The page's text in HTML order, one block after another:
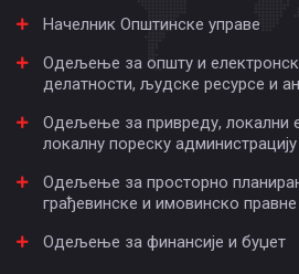
Начелник Општинске управе
Одељење за општу и
делатности, људске ресурсе и
Одељење за привреду, локални
локалну пореску администрацију
Одељење за просторно
грађевинске и имовинско
Одељење за финансије и буџет